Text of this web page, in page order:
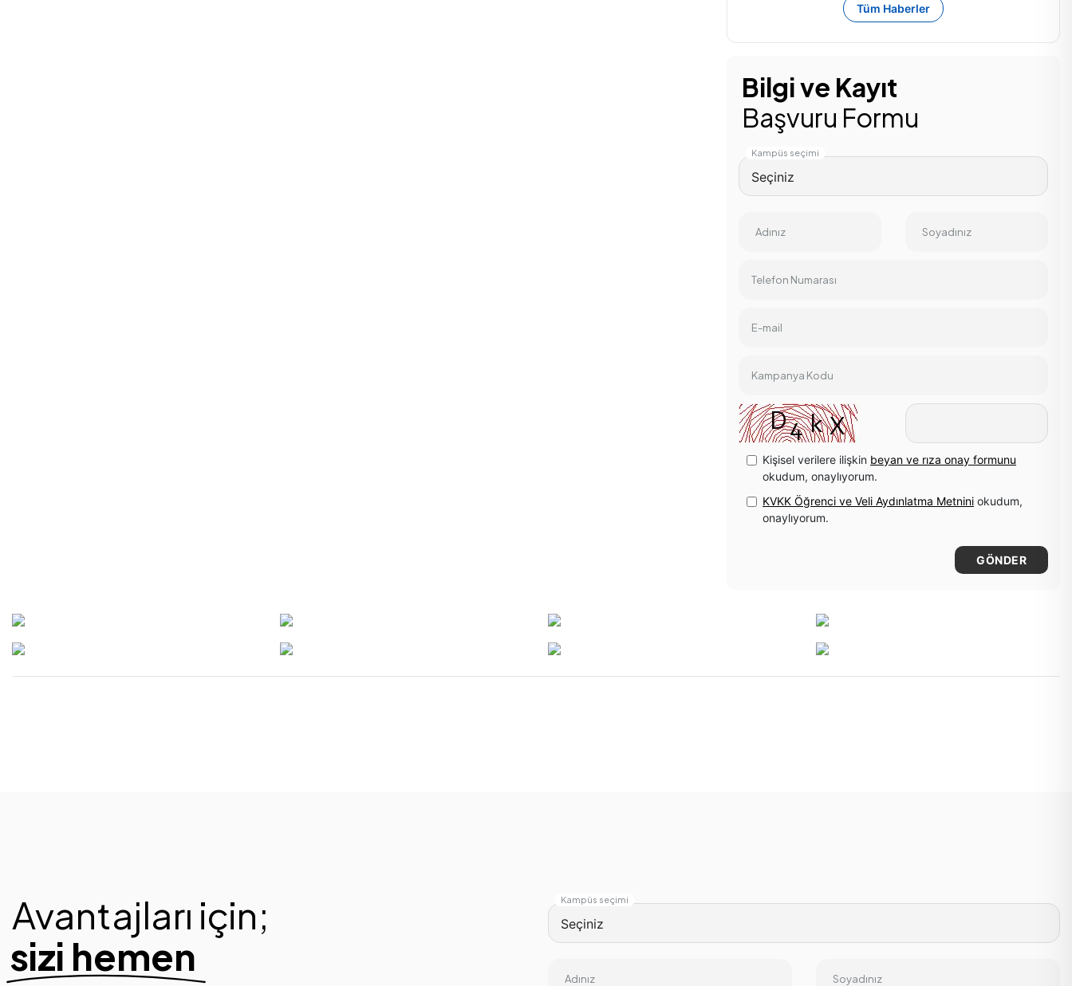
Tüm Haberler
Bilgi ve Kayıt
Başvuru Formu
Kampüs seçimi
Adınız Soyadınız
Telefon Numarası
E-mail
Kampanya Kodu
Kişisel verilere ilişkin beyan ve rıza onay formunu
okudum, onaylıyorum.
KVKK Öğrenci ve Veli Aydınlatma Metnini okudum,
onaylıyorum.
GÖNDER
Avantajları için;
sizi hemen
Kampüs seçimi
Adınız Soyadınız